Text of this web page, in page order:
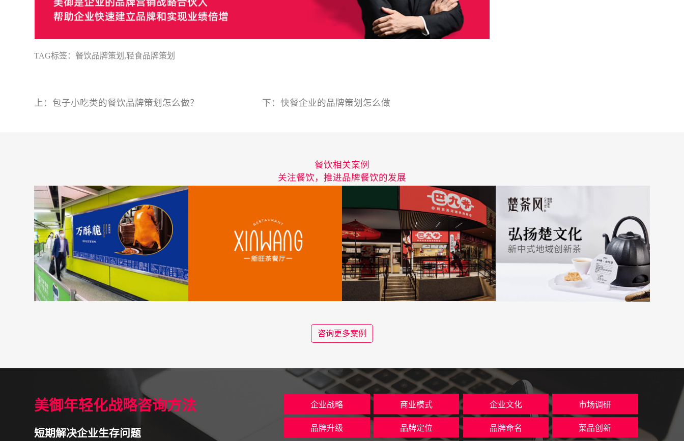
TAG标签： 餐饮品牌策划 ,轻食品牌策划
上： 包子小吃类的餐饮品牌策划怎么做？ 下： 快餐企业的品牌策划怎么做
餐饮相关案例
关注餐饮，推进品牌餐饮的发展
咨询更多案例
美御年轻化战略咨询方法
短期解决企业生存问题
企业战略 商业模式 企业文化 市场调研
品牌升级 品牌定位 品牌命名 菜品创新